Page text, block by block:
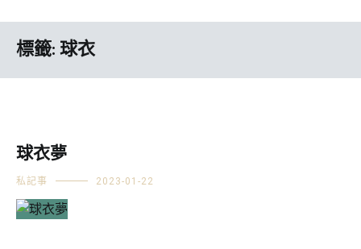
標籤:球衣
球衣夢
私記事 2023-01-22